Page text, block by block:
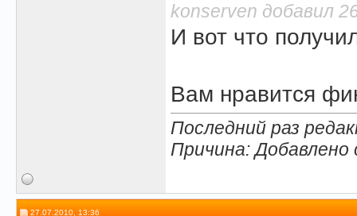
konserven добавил
И вот что
Вам нравится
Последний раз
Причина:
27.07.2010, 13:36